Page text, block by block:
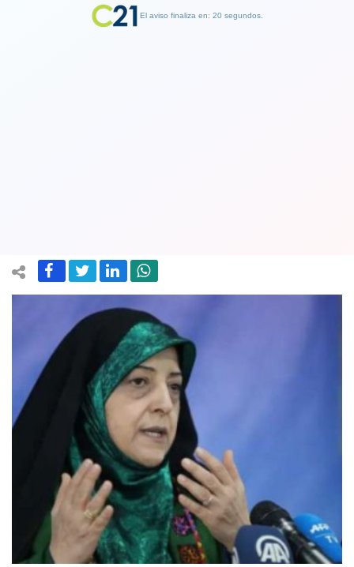
El aviso finaliza en: 19 segundos.